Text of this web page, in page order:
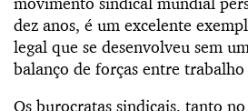
dez anos, é um excelente
legal que se desenvolveu sem
balanço de forças entre
Os burocratas sindicais, tanto